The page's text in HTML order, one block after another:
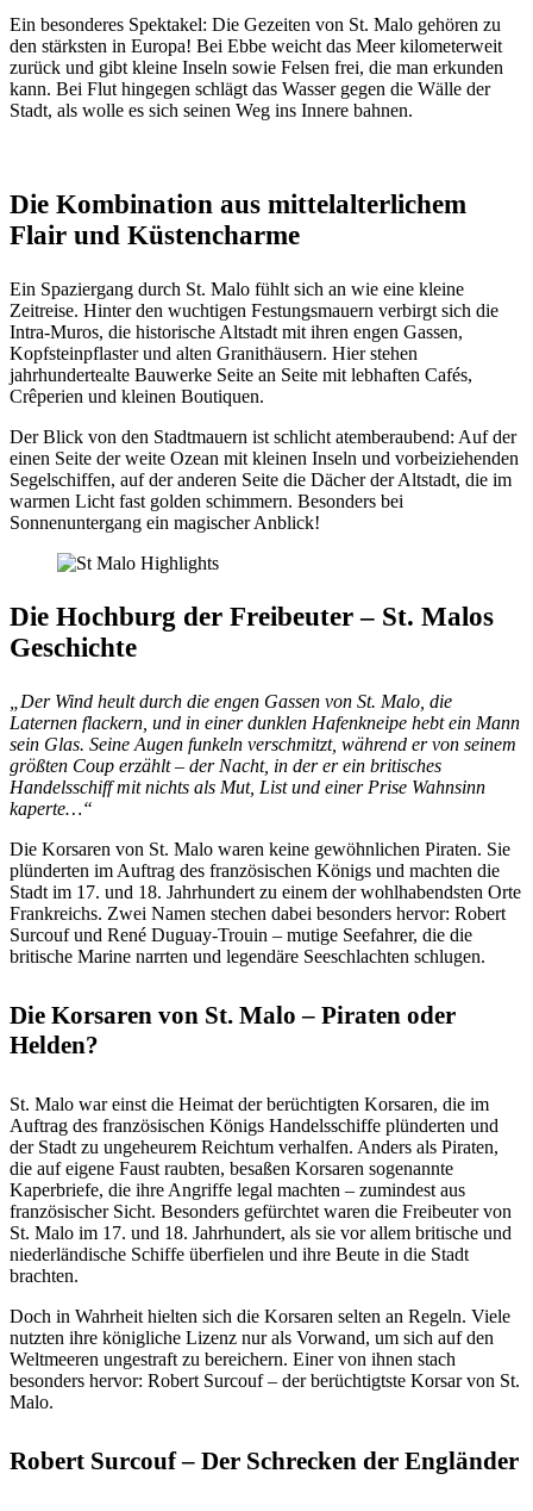
Ein besonderes Spektakel: Die Gezeiten von St. Malo gehören zu
den stärksten in Europa! Bei Ebbe weicht das Meer kilometerweit
zurück und gibt kleine Inseln sowie Felsen frei, die man erkunden
kann. Bei Flut hingegen schlägt das Wasser gegen die Wälle der
Stadt, als wolle es sich seinen Weg ins Innere bahnen.
Die Kombination aus mittelalterlichem
Flair und Küstencharme
Ein Spaziergang durch St. Malo fühlt sich an wie eine kleine
Zeitreise. Hinter den wuchtigen Festungsmauern verbirgt sich die
Intra-Muros, die historische Altstadt mit ihren engen Gassen,
Kopfsteinpflaster und alten Granithäusern. Hier stehen
jahrhundertealte Bauwerke Seite an Seite mit lebhaften Cafés,
Crêperien und kleinen Boutiquen.
Der Blick von den Stadtmauern ist schlicht atemberaubend: Auf der
einen Seite der weite Ozean mit kleinen Inseln und vorbeiziehenden
Segelschiffen, auf der anderen Seite die Dächer der Altstadt, die im
warmen Licht fast golden schimmern. Besonders bei
Sonnenuntergang ein magischer Anblick!
Die Hochburg der Freibeuter – St. Malos
Geschichte
„Der Wind heult durch die engen Gassen von St. Malo, die
Laternen flackern, und in einer dunklen Hafenkneipe hebt ein Mann
sein Glas. Seine Augen funkeln verschmitzt, während er von seinem
größten Coup erzählt – der Nacht, in der er ein britisches
Handelsschiff mit nichts als Mut, List und einer Prise Wahnsinn
kaperte…“
Die Korsaren von St. Malo waren keine gewöhnlichen Piraten. Sie
plünderten im Auftrag des französischen Königs und machten die
Stadt im 17. und 18. Jahrhundert zu einem der wohlhabendsten Orte
Frankreichs. Zwei Namen stechen dabei besonders hervor: Robert
Surcouf und René Duguay-Trouin – mutige Seefahrer, die die
britische Marine narrten und legendäre Seeschlachten schlugen.
Die Korsaren von St. Malo – Piraten oder
Helden?
St. Malo war einst die Heimat der berüchtigten Korsaren, die im
Auftrag des französischen Königs Handelsschiffe plünderten und
der Stadt zu ungeheurem Reichtum verhalfen. Anders als Piraten,
die auf eigene Faust raubten, besaßen Korsaren sogenannte
Kaperbriefe, die ihre Angriffe legal machten – zumindest aus
französischer Sicht. Besonders gefürchtet waren die Freibeuter von
St. Malo im 17. und 18. Jahrhundert, als sie vor allem britische und
niederländische Schiffe überfielen und ihre Beute in die Stadt
brachten.
Doch in Wahrheit hielten sich die Korsaren selten an Regeln. Viele
nutzten ihre königliche Lizenz nur als Vorwand, um sich auf den
Weltmeeren ungestraft zu bereichern. Einer von ihnen stach
besonders hervor: Robert Surcouf – der berüchtigtste Korsar von St.
Malo.
Robert Surcouf – Der Schrecken der Engländer